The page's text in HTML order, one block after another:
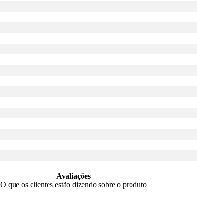
Avaliações
O que os clientes estão dizendo sobre o produto